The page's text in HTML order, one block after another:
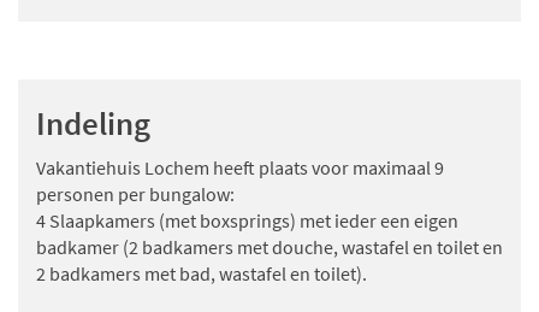
Indeling
Vakantiehuis Lochem heeft plaats voor maximaal 9
personen per bungalow:
4 Slaapkamers (met boxsprings) met ieder een eigen
badkamer (2 badkamers met douche, wastafel en toilet en
2 badkamers met bad, wastafel en toilet).